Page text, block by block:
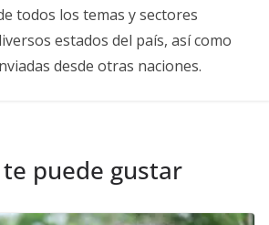
todos los temas y sectores
estados del país, así como
desde otras naciones.
puede gustar